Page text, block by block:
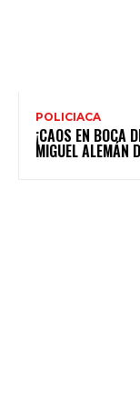
POLICIACA
¡CAOS EN BOCA
MIGUEL ALEMÁN